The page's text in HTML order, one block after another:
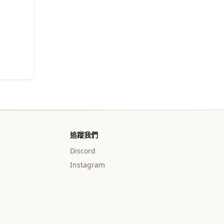
追蹤我們
Discord
Instagram